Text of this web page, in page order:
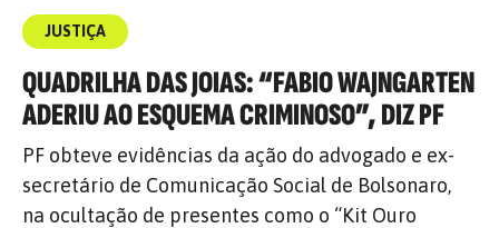
JUSTIÇA
QUADRILHA DAS JOIAS: “FABIO WAJNGARTEN
ADERIU AO ESQUEMA CRIMINOSO”, DIZ PF
PF obteve evidências da ação do advogado e ex-
secretário de Comunicação Social de Bolsonaro,
na ocultação de presentes como o “Kit Ouro